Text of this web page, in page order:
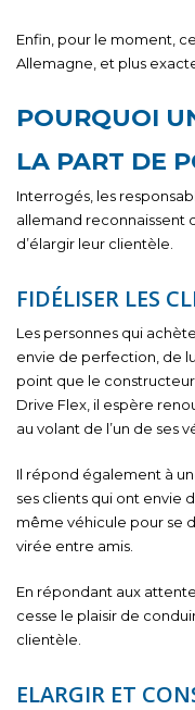
Enfin, pour le moment,
Allemagne, et plus
POURQUOI
LA PART DE
Interrogés, les
allemand reconnaissent
d’élargir leur clientèle.
FIDÉLISER LES
Les personnes qui
envie de perfection, de
point que le
Drive Flex, il espère
au volant de l’un de ses
Il répond également à
ses clients qui ont envie
même véhicule pour se
virée entre amis.
En répondant aux
cesse le plaisir de
clientèle.
ELARGIR ET